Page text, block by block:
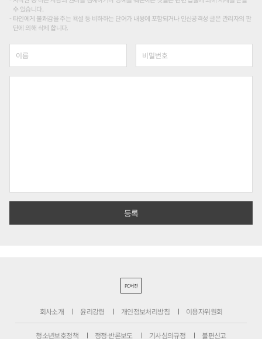
수 있습니다.
타인에게 불쾌감을 주는 욕설 등 비하하는 단어가 내용에 포함되거나 인신공격성 글은 관리자의 판
단에 의해 삭제 합니다.
PC버전
회사소개 윤리강령 개인정보처리방침 이용자위원회
청소년보호정책 정정·반론보도 기사심의규정 불편신고